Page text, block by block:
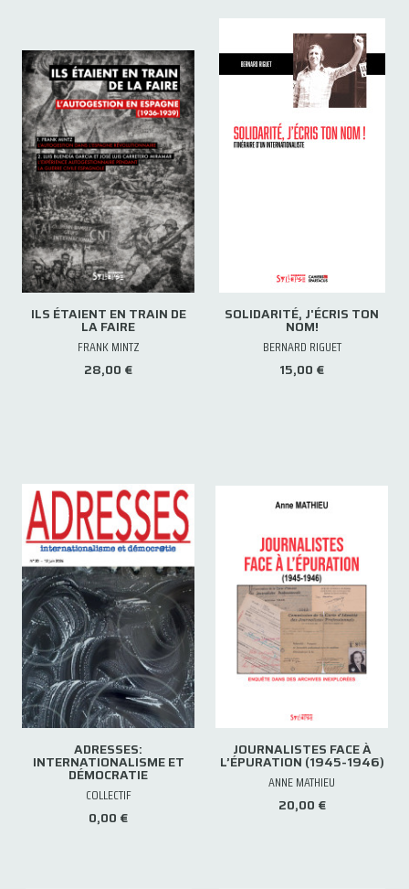
ILS ÉTAIENT EN TRAIN DE
LA FAIRE
FRANK MINTZ
28,00 €
SOLIDARITÉ, J'ÉCRIS TON
NOM!
BERNARD RIGUET
15,00 €
ADRESSES:
INTERNATIONALISME ET
DÉMOCRATIE
COLLECTIF
0,00 €
JOURNALISTES FACE À
L’ÉPURATION (1945-1946)
ANNE MATHIEU
20,00 €